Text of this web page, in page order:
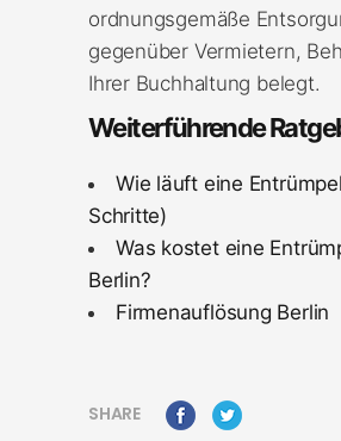
ordnungsgemäße
gegenüber Vermietern,
Ihrer Buchhaltung belegt.
Weiterführende
Wie läuft eine
Schritte)
Was kostet eine
Berlin?
Firmenauflösung Berlin
SHARE